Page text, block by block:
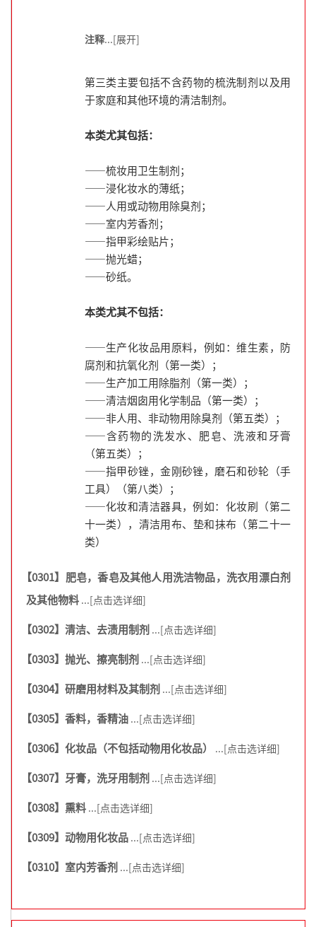
注释...[展开]
第三类主要包括不含药物的梳洗制剂以及用
于家庭和其他环境的清洁制剂。
本类尤其包括：
——梳妆用卫生制剂；
——浸化妆水的薄纸；
——人用或动物用除臭剂；
——室内芳香剂；
——指甲彩绘贴片；
——抛光蜡；
——砂纸。
本类尤其不包括：
——生产化妆品用原料，例如：维生素，防
腐剂和抗氧化剂（第一类）；
——生产加工用除脂剂（第一类）；
——清洁烟囱用化学制品（第一类）；
——非人用、非动物用除臭剂（第五类）；
——含药物的洗发水、肥皂、洗液和牙膏
（第五类）；
——指甲砂锉，金刚砂锉，磨石和砂轮（手
工具）（第八类）；
——化妆和清洁器具，例如：化妆刷（第二
十一类），清洁用布、垫和抹布（第二十一
类）
【0301】肥皂，香皂及其他人用洗洁物品，洗衣用漂白剂
及其他物料 ...[点击选详细]
【0302】清洁、去渍用制剂 ...[点击选详细]
【0303】抛光、擦亮制剂 ...[点击选详细]
【0304】研磨用材料及其制剂 ...[点击选详细]
【0305】香料，香精油 ...[点击选详细]
【0306】化妆品（不包括动物用化妆品） ...[点击选详细]
【0307】牙膏，洗牙用制剂 ...[点击选详细]
【0308】熏料 ...[点击选详细]
【0309】动物用化妆品 ...[点击选详细]
【0310】室内芳香剂 ...[点击选详细]